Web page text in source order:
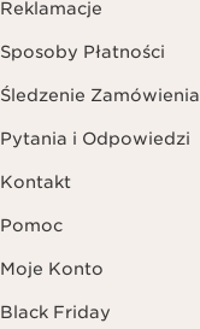
Reklamacje
Sposoby Płatności
Śledzenie Zamówienia
Pytania i Odpowiedzi
Kontakt
Pomoc
Moje Konto
Black Friday